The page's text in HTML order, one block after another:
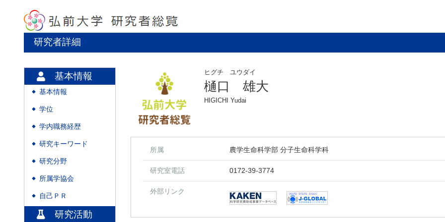
研究者詳細
基本情報
◆ 基本情報
◆ 学位
◆ 学内職務経歴
◆ 研究キーワード
◆ 研究分野
◆ 所属学協会
◆ 自己ＰＲ
研究活動
ヒグチ ユウダイ
樋口 雄大
HIGICHI Yudai
所属 農学生命科学部 分子生命科学科
研究室電話 0172-39-3774
外部リンク